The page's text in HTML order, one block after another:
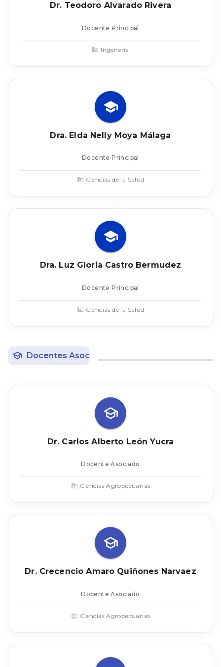
Dr. Teodoro Alvarado Rivera
Docente Principal
Ingenería
Dra. Elda Nelly Moya Málaga
Docente Principal
Ciencias de la Salud
Dra. Luz Gloria Castro Bermudez
Docente Principal
Ciencias de la Salud
Docentes Asociados
Dr. Carlos Alberto León Yucra
Docente Asociado
Ciencias Agropecuarias
Dr. Crecencio Amaro Quiñones Narvaez
Docente Asociado
Ciencias Agropecuarias